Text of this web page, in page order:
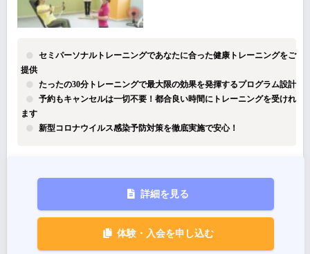
セミパーソナルトレーニングであなたに合った健康トレーニングをご
提供
たったの30分トレーニングで最大限の効果を発揮するプログラム設計
予約もキャンセルは一切不要！都合良い時間にトレーニングを受けれ
ます
新型コロナウイルス感染予防対策を徹底実施で安心！
詳細を見る
体験・入会を申し込む